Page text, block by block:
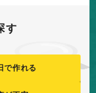
す
で作れる